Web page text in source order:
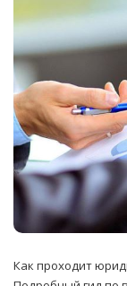
Как проходит